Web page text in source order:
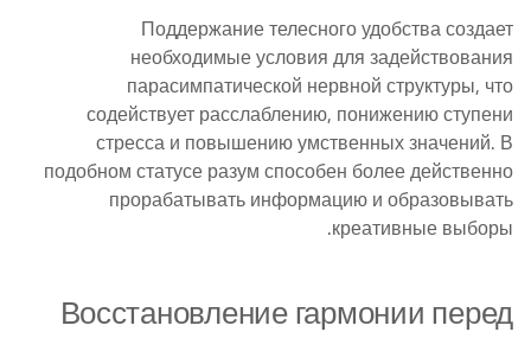
Поддержание телесного удобства создает
необходимые условия для задействования
парасимпатической нервной структуры, что
содействует расслаблению, понижению ступени
стресса и повышению умственных значений. В
подобном статусе разум способен более действенно
прорабатывать информацию и образовывать
креативные выборы.
Восстановление гармонии перед